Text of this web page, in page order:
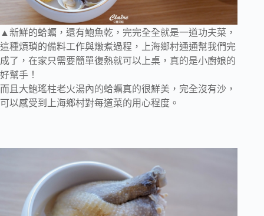
▲新鮮的蛤蠣，還有鮑魚乾，完完全全就是一道功夫菜，
這種煩瑣的備料工作與燉煮過程，上海鄉村通通幫我們完
成了，在家只需要簡單復熱就可以上桌，真的是小廚娘的
好幫手！
而且大鮑瑤柱老火湯內的蛤蠣真的很鮮美，完全沒有沙，
可以感受到上海鄉村對每道菜的用心程度。